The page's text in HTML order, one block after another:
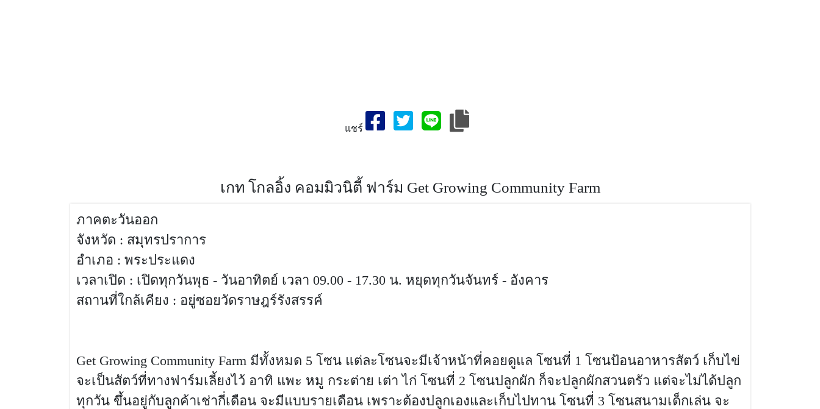
แชร์
เกท โกลอิ้ง คอมมิวนิตี้ ฟาร์ม Get Growing Community Farm
ภาคตะวันออก
จังหวัด : สมุทรปราการ
อำเภอ : พระประแดง
เวลาเปิด : เปิดทุกวันพุธ - วันอาทิตย์ เวลา 09.00 - 17.30 น. หยุดทุกวันจันทร์ - อังคาร
สถานที่ใกล้เคียง : อยู่ซอยวัดราษฎร์รังสรรค์
Get Growing Community Farm มีทั้งหมด 5 โซน แต่ละโซนจะมีเจ้าหน้าที่คอยดูแล โซนที่ 1 โซนป้อนอาหารสัตว์ เก็บไข่
จะเป็นสัตว์ที่ทางฟาร์มเลี้ยงไว้ อาทิ แพะ หมู กระต่าย เต่า ไก่ โซนที่ 2 โซนปลูกผัก ก็จะปลูกผักสวนตรัว แต่จะไม่ได้ปลูก
ทุกวัน ขึ้นอยู่กับลูกค้าเช่ากี่เดือน จะมีแบบรายเดือน เพราะต้องปลูกเองและเก็บไปทาน โซนที่ 3 โซนสนามเด็กเล่น จะ